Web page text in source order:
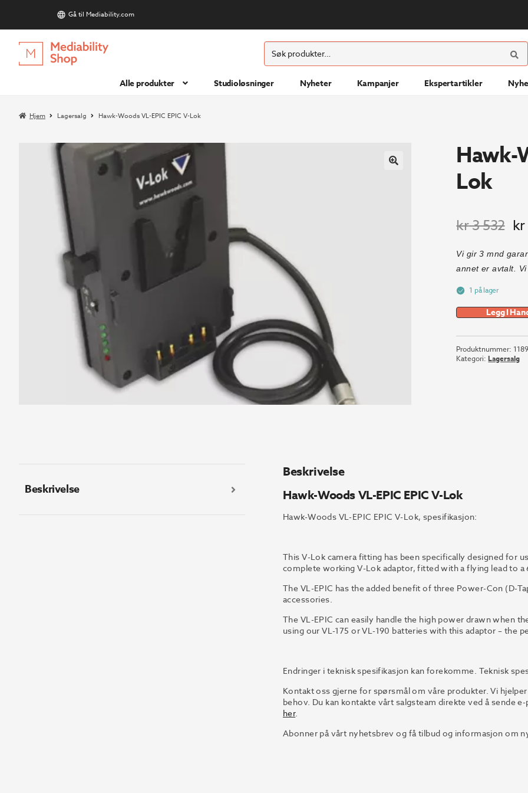
Gå til Mediability.com
Hopp
til
Hopp
til
Søk
etter:
SØK
Alle produkter Studioløsninger Nyheter Kampanjer Ekspertartikler
Hjem Lagersalg Hawk-Woods VL-EPIC EPIC V-Lok
Hawk-
Lok
kr3 532
kr
kr
Vi gir 3 mnd
annet er avtalt.
1 på lager
Legg I
Produktnummer:
Kategori:Lagersalg
Beskrivelse
Beskrivelse
Hawk-Woods VL-EPIC EPIC V-Lok
Hawk-Woods VL-EPIC EPIC V-Lok, spesifikasjon:
This V-Lok camera fitting has been specifically designed for
complete working V-Lok adaptor, fitted with a flying lead to a
The VL-EPIC has the added benefit of three Power-Con (D-
accessories.
The VL-EPIC can easily handle the high power drawn when
using our VL-175 or VL-190 batteries with this adaptor – the
Endringer i teknisk spesifikasjon kan forekomme. Teknisk
Kontakt oss gjerne for spørsmål om våre produkter. Vi
behov. Du kan kontakte vårt salgsteam direkte ved å sende
her.
Abonner på vårt nyhetsbrev og få tilbud og informasjon om